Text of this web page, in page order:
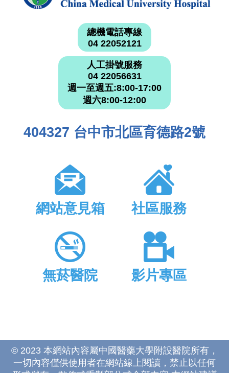
總機電話專線
04 22052121
人工掛號服務
04 22056631
週一至週五:8:00-17:00
週六8:00-12:00
404327 台中市北區育德路2號
網站意見箱 社區服務
無菸醫院 影片專區
© 2023 本網站內容屬中國醫藥大學附設醫院所有，
一切內容僅供使用者在網站線上閱讀，禁止以任何